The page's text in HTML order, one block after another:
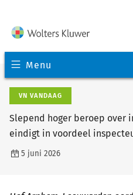
Menu
VN VANDAAG
Slepend hoger beroep over
eindigt in voordeel
5 juni 2026